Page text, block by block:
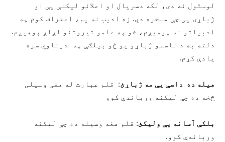
لوستول نه دی، لکه دسریال او اعلانو لیکنې یې او
ژباړی یی چې مسخره دي. زه ادیب نه یم، اعتراف کوم په
ادبیاتو نه پوهیږم، خو په عامو تیروتنو لږلږ پوهیږم.
دلته به د ناسمو ژباړو یو څو بیلګې په درناوي سره
یادې کړم.
هیله ده داسې یې مه ژباړئ: قلم عبارت له هغی وسیلی
څخه ده چې لیکنه ورباندې کوو
بلکې آسانه یې ولیکئ: قلم هغه وسیله ده چې لیکنه
ورباندې کوو.